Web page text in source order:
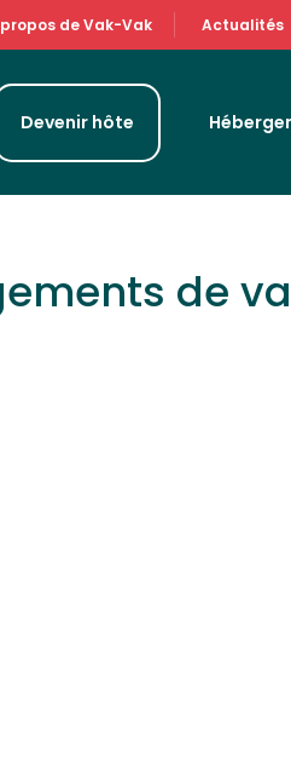
de Vak-Vak Actualités
Devenir hôte
de